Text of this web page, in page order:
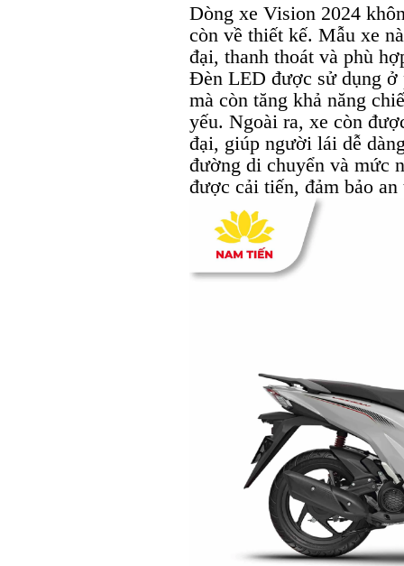
Dòng xe Vision 2024
còn về thiết kế. Mẫu xe
đại, thanh thoát và phù
Đèn LED được sử dụng ở
mà còn tăng khả năng
yếu. Ngoài ra, xe còn
đại, giúp người lái dễ
đường di chuyển và mức
được cải tiến, đảm bảo